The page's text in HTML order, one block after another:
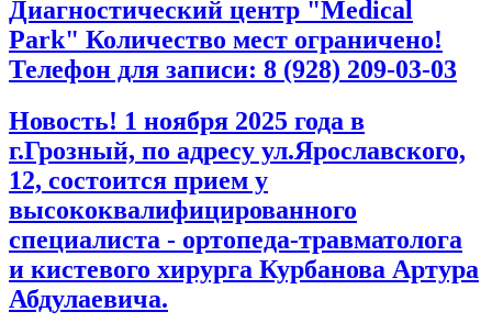
Диагностический центр "Medical
Park" Количество мест ограничено!
Телефон для записи: 8 (928) 209-03-03
Новость! 1 ноября 2025 года в
г.Грозный, по адресу ул.Ярославского,
12, состоится прием у
высококвалифицированного
специалиста - ортопеда-травматолога
и кистевого хирурга Курбанова Артура
Абдулаевича.